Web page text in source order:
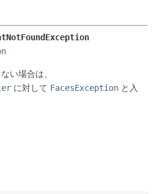
い場合は、
に対して FacesException と入